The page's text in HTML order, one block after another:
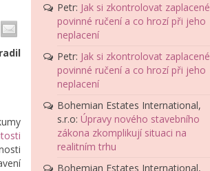
Petr: Jak si zkontrolovat zaplacené
povinné ručení a co hrozí při jeho
neplacení
Petr: Jak si zkontrolovat zaplacené
povinné ručení a co hrozí při jeho
neplacení
Bohemian Estates International,
s.r.o: Úpravy nového stavebního
zákona zkomplikují situaci na
realitním trhu
Bohemian Estates International,